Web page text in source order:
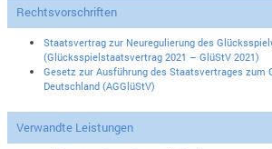
Rechtsvorschriften
Staatsvertrag zur Neuregulierung des
(Glücksspielstaatsvertrag 2021 – GlüStV 2021)
Gesetz zur Ausführung des Staatsvertrages zum
Deutschland (AGGlüStV)
Verwandte Leistungen